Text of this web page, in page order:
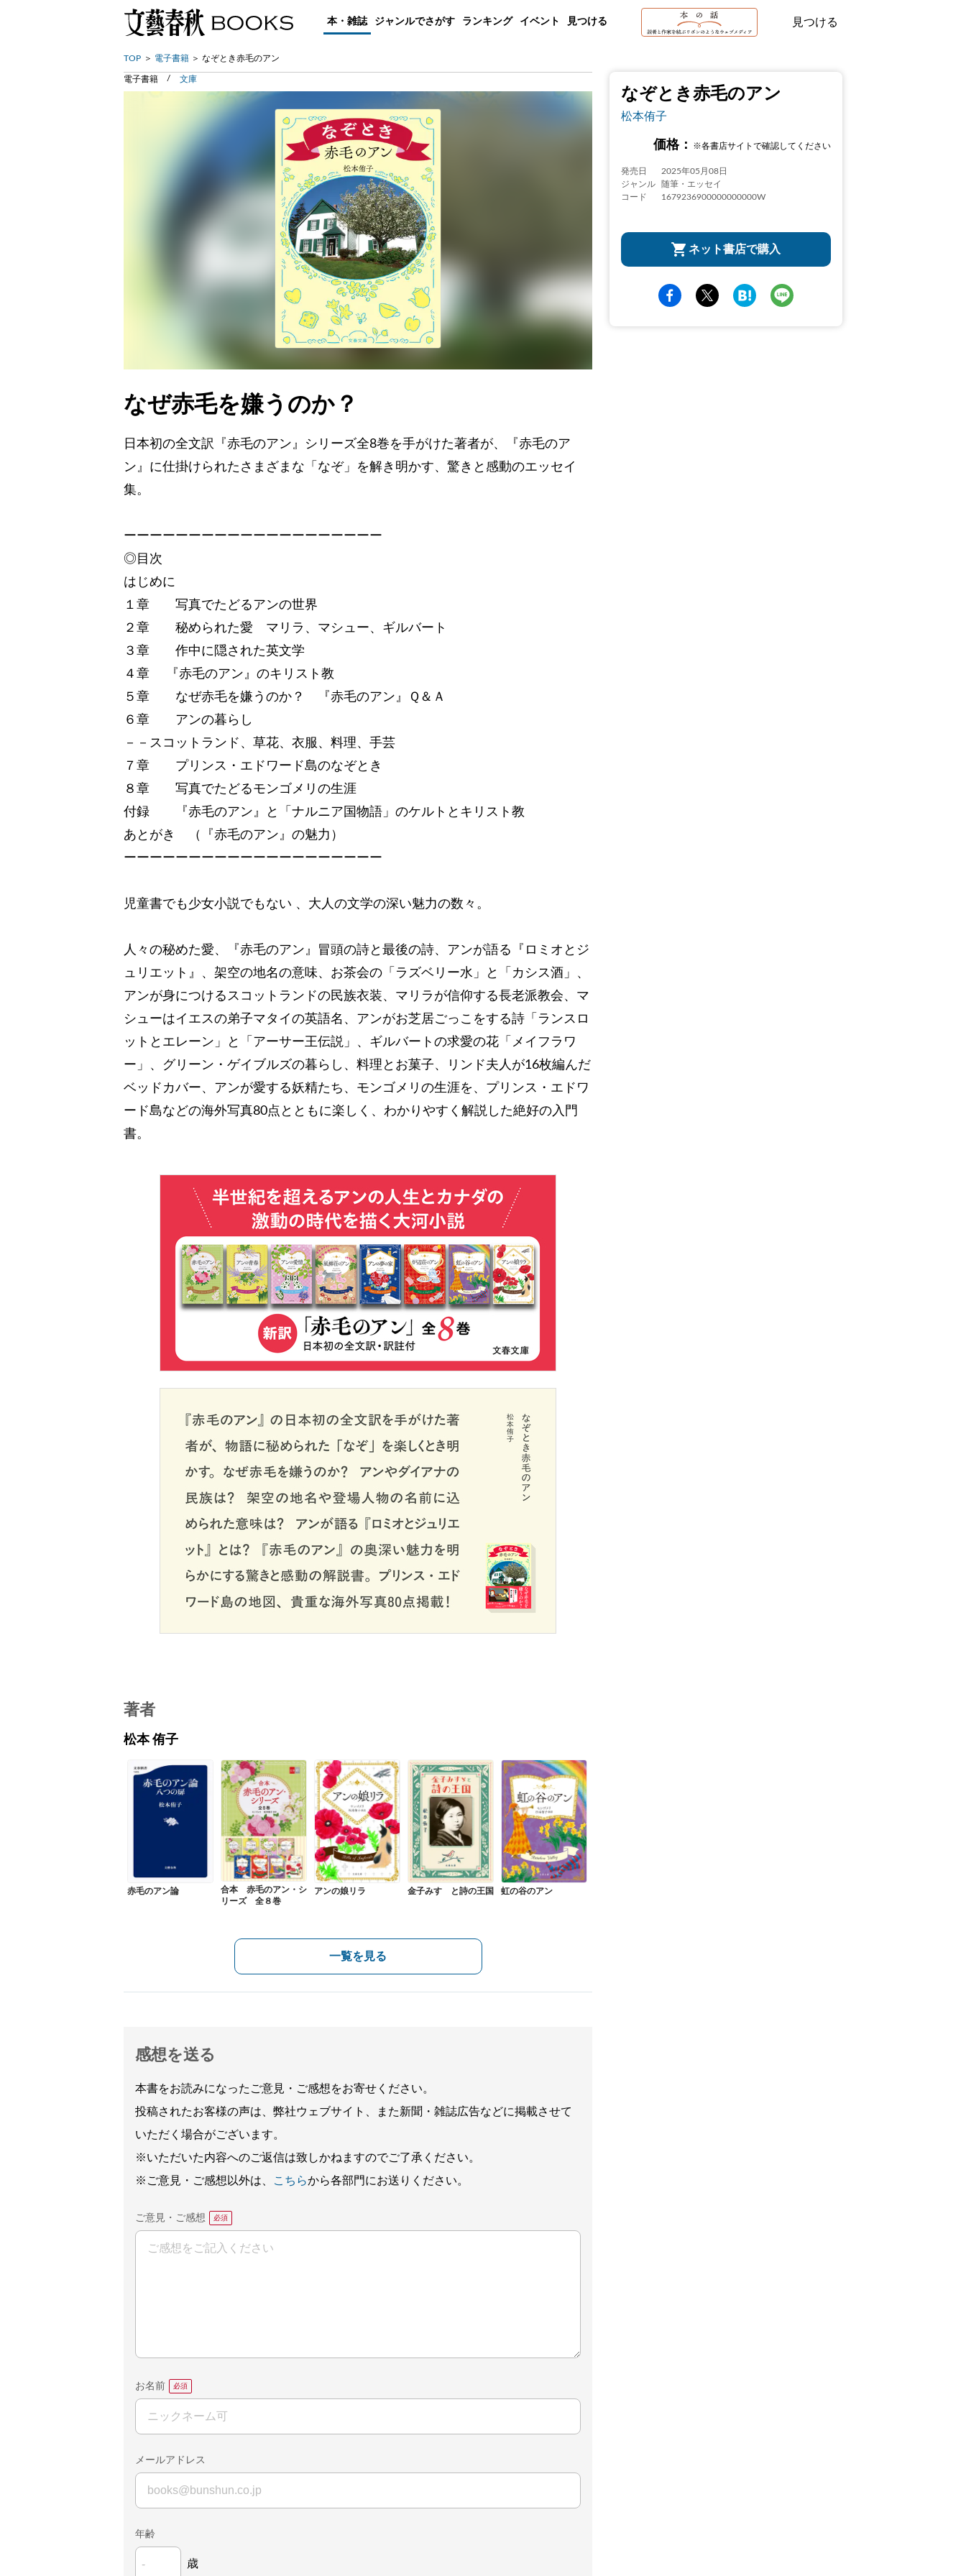
本・雑誌 ジャンルでさがす ランキング イベント 見つける 見つける
TOP 電子書籍 なぞとき赤毛のアン
なぞとき赤毛のアン
松本侑子
価格： ※各書店サイトで確認してください
発売日
2025年05月08日
ジャンル
随筆・エッセイ
コード
1679236900000000000W
ネット書店で購入
電子書籍 文庫
なぜ赤毛を嫌うのか？
日本初の全文訳『赤毛のアン』シリーズ全8巻を手がけた著者が、『赤毛のア
ン』に仕掛けられたさまざまな「なぞ」を解き明かす、驚きと感動のエッセイ
集。
ーーーーーーーーーーーーーーーーーーーー
◎目次
はじめに
１章 写真でたどるアンの世界
２章 秘められた愛 マリラ、マシュー、ギルバート
３章 作中に隠された英文学
４章 『赤毛のアン』のキリスト教
５章 なぜ赤毛を嫌うのか？ 『赤毛のアン』Ｑ＆Ａ
６章 アンの暮らし
－－スコットランド、草花、衣服、料理、手芸
７章 プリンス・エドワード島のなぞとき
８章 写真でたどるモンゴメリの生涯
付録 『赤毛のアン』と「ナルニア国物語」のケルトとキリスト教
あとがき （『赤毛のアン』の魅力）
ーーーーーーーーーーーーーーーーーーーー
児童書でも少女小説でもない 、大人の文学の深い魅力の数々。
人々の秘めた愛、『赤毛のアン』冒頭の詩と最後の詩、アンが語る『ロミオとジ
ュリエット』、架空の地名の意味、お茶会の「ラズベリー水」と「カシス酒」、
アンが身につけるスコットランドの民族衣装、マリラが信仰する長老派教会、マ
シューはイエスの弟子マタイの英語名、アンがお芝居ごっこをする詩「ランスロ
ットとエレーン」と「アーサー王伝説」、ギルバートの求愛の花「メイフラワ
ー」、グリーン・ゲイブルズの暮らし、料理とお菓子、リンド夫人が16枚編んだ
ベッドカバー、アンが愛する妖精たち、モンゴメリの生涯を、プリンス・エドワ
ード島などの海外写真80点とともに楽しく、わかりやすく解説した絶好の入門
書。
著者
松本 侑子
赤毛のアン論
合本 赤毛のアン・シ
リーズ 全８巻
アンの娘リラ 金子みすゞと詩の王国 虹の谷のアン
一覧を見る
感想を送る
本書をお読みになったご意見・ご感想をお寄せください。
投稿されたお客様の声は、弊社ウェブサイト、また新聞・雑誌広告などに掲載させて
いただく場合がございます。
※いただいた内容へのご返信は致しかねますのでご了承ください。
※ご意見・ご感想以外は、
こちらから各部門にお送りください。
ご意見・ご感想
お名前
メールアドレス
年齢
歳